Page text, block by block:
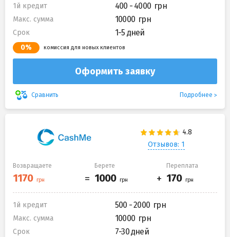
1й кредит 400 - 4000
Макс. сумма 10000
Срок 1-5 дней
0% комиссия для новых клиентов
Оформить заявку
Сравнить Подробнее
Отзывов: 1
Возвращаете Берете Переплата
1й кредит 500 - 2000
Макс. сумма 10000
Срок 7-30 дней